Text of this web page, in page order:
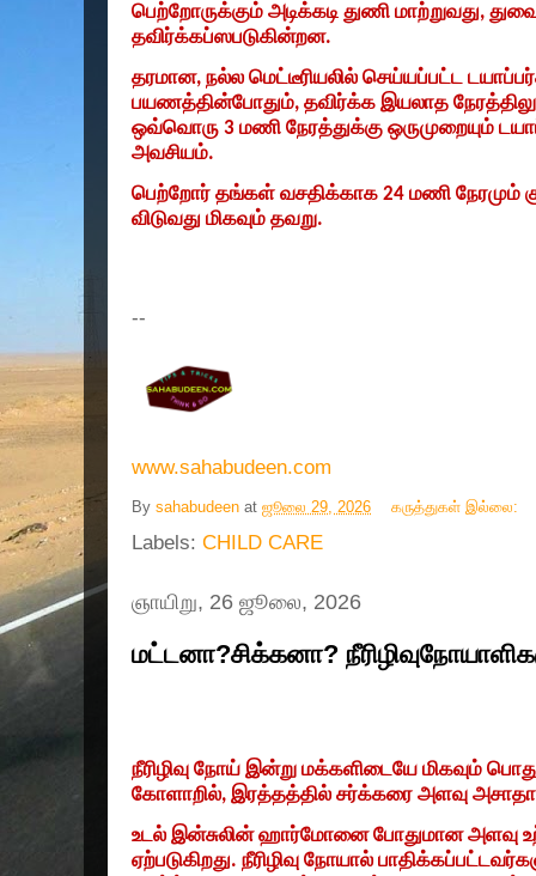
பெற்றோருக்கும் அடிக்கடி துணி மாற்றுவது,
தவிர்க்கப்ஸபடுகின்றன.
தரமான, நல்ல மெட்டீரியலில் செய்யப்பட்ட
பயணத்தின்போதும், தவிர்க்க இயலாத
ஒவ்வொரு 3 மணி நேரத்துக்கு ஒருமுறையும்
அவசியம்.
பெற்றோர் தங்கள் வசதிக்காக 24 மணி நேரமும்
விடுவது மிகவும் தவறு.
--
www.sahabudeen.com
By sahabudeen at ஜூலை 29, 2026 கருத்துகள் இல்லை:
Labels: CHILD CARE
ஞாயிறு, 26 ஜூலை, 2026
மட்டனா?சிக்கனா?
நீரிழிவு நோய் இன்று மக்களிடையே மிகவும்
கோளாறில், இரத்தத்தில் சர்க்கரை அளவு
உடல் இன்சுலின் ஹார்மோனை போதுமான அளவு
ஏற்படுகிறது. நீரிழிவு நோயால்